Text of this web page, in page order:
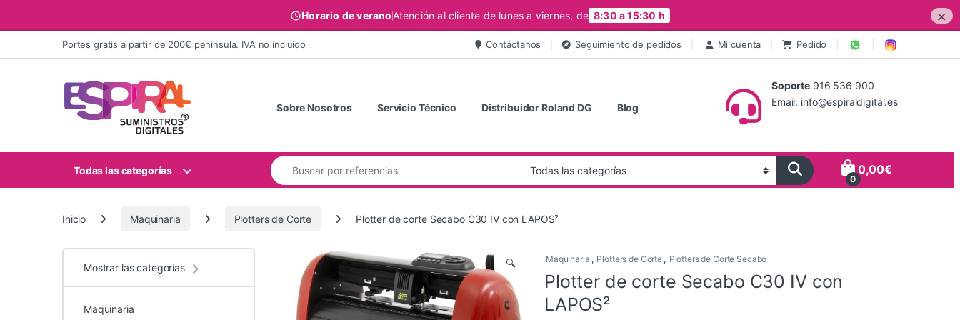
Horario de veranoAtención al cliente de lunes a viernes, de 8:30 a 15:30 h ×
Ir al contenidoPortes gratis a partir de 200€ peninsula. IVA no incluido Contáctanos Seguimiento de pedidos Mi cuenta Pedido
Sobre Nosotros Servicio Técnico Distribuidor Roland DG Blog
Soporte 916 536 900
Email: info@espiraldigital.es
Todas las categorías
Buscar:
0
0,00€
Inicio Maquinaria Plotters de Corte Plotter de corte Secabo C30 IV con LAPOS²
🔍 Maquinaria , Plotters de Corte , Plotters de Corte Secabo
Plotter de corte Secabo C30 IV con
LAPOS²
Mostrar las categorías
Maquinaria